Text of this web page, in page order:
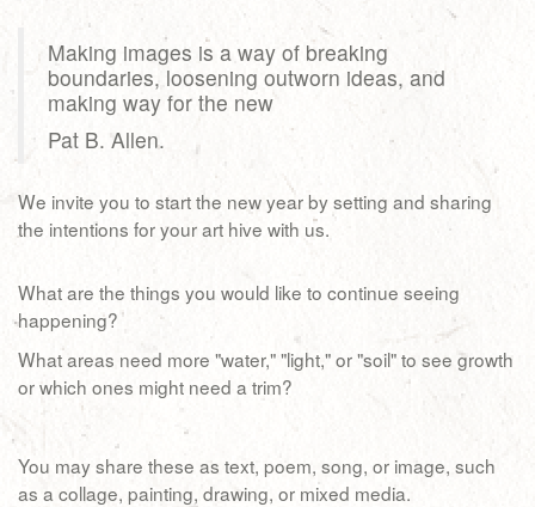
Making images is a way of breaking
boundaries, loosening outworn ideas, and
making way for the new
Pat B. Allen.
We invite you to start the new year by setting and sharing
the intentions for your art hive with us.
What are the things you would like to continue seeing
happening?
What areas need more "water," "light," or "soil" to see growth
or which ones might need a trim?
You may share these as text, poem, song, or image, such
as a collage, painting, drawing, or mixed media.